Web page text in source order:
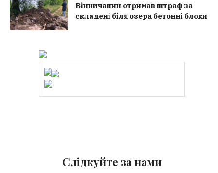
Вінничанин отримав штраф за
складені біля озера бетонні блоки
Слідкуйте за нами